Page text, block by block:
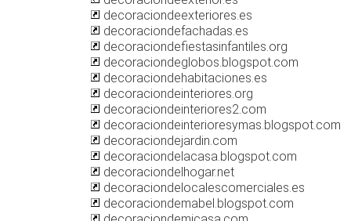
decoraciondeexteriores.es
decoraciondefachadas.es
decoraciondefiestasinfantiles.org
decoraciondeglobos.blogspot.com
decoraciondehabitaciones.es
decoraciondeinteriores.org
decoraciondeinteriores2.com
decoraciondeinterioresymas.blogspot.com
decoraciondejardin.com
decoraciondelacasa.blogspot.com
decoraciondelhogar.net
decoraciondelocalescomerciales.es
decoraciondemabel.blogspot.com